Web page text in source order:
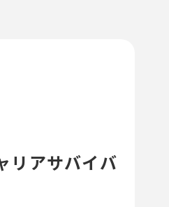
リアサバイバ